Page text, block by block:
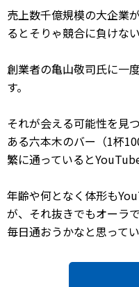
売上数千億規模の大企業
るとそりゃ競合に負けな
創業者の亀山敬司氏に一
す。
それが会える可能性を見
ある六本木のバー（1杯
繁に通っていると
年齢や何となく体形も
が、それ抜きでもオーラ
毎日通おうかなと思って